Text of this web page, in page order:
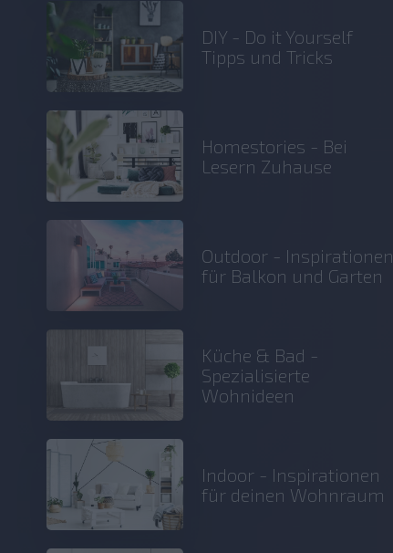
DIY - Do it Yourself
Tipps und Tricks
Homestories - Bei
Lesern Zuhause
Outdoor - Inspirationen
für Balkon und Garten
Küche & Bad -
Spezialisierte
Wohnideen
Indoor - Inspirationen
für deinen Wohnraum